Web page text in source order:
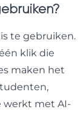
te gebruiken.
klik die
maken het
werkt met AI-